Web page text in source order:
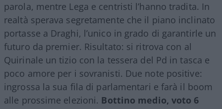
parola, mentre Lega e centristi l’hanno tradita. In
realtà sperava segretamente che il piano inclinato
portasse a Draghi, l’unico in grado di garantirle un
futuro da premier. Risultato: si ritrova con al
Quirinale un tizio con la tessera del Pd in tasca e
poco amore per i sovranisti. Due note positive:
ingrossa la sua fila di parlamentari e farà il boom
alle prossime elezioni. Bottino medio, voto 6